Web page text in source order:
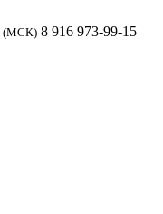
(МСК) 8 916 973-99-15